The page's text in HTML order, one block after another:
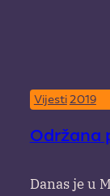
Održana
Vijesti 2019
Danas je u